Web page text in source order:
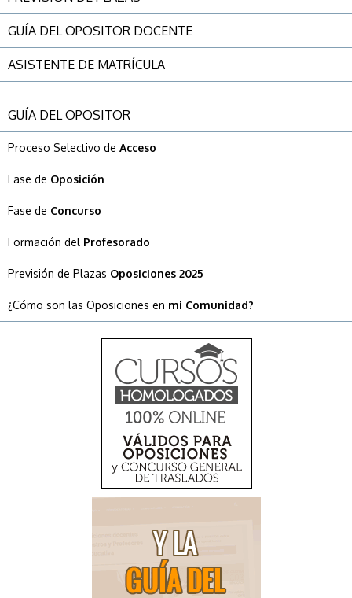
GUÍA DEL OPOSITOR DOCENTE
ASISTENTE DE MATRÍCULA
GUÍA DEL OPOSITOR
Proceso Selectivo de Acceso
Fase de Oposición
Fase de Concurso
Formación del Profesorado
Previsión de Plazas Oposiciones 2025
¿Cómo son las Oposiciones en mi Comunidad?